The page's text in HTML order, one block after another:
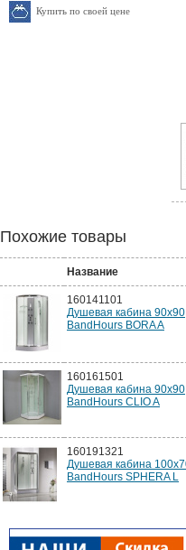
Купить по своей цене
Похожие товары
Название
160141101
Душевая кабина 90x90
BandHours BORA A
160161501
Душевая кабина 90x90
BandHours CLIO A
160191321
Душевая кабина
BandHours SPHERA L